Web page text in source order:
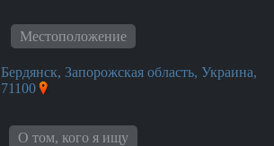
Местоположение
Бердянск, Запорожская область, Украина,
71100
О том, кого я ищу